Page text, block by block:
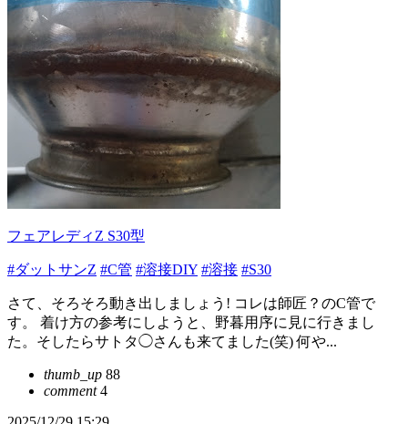
フェアレディZ S30型
#ダットサンZ #C管 #溶接DIY #溶接 #S30
さて、そろそろ動き出しましょう! コレは師匠？のC管で
す。 着け方の参考にしようと、野暮用序に見に行きまし
た。そしたらサトタ◯さんも来てました(笑) 何や...
thumb_up 88
comment4